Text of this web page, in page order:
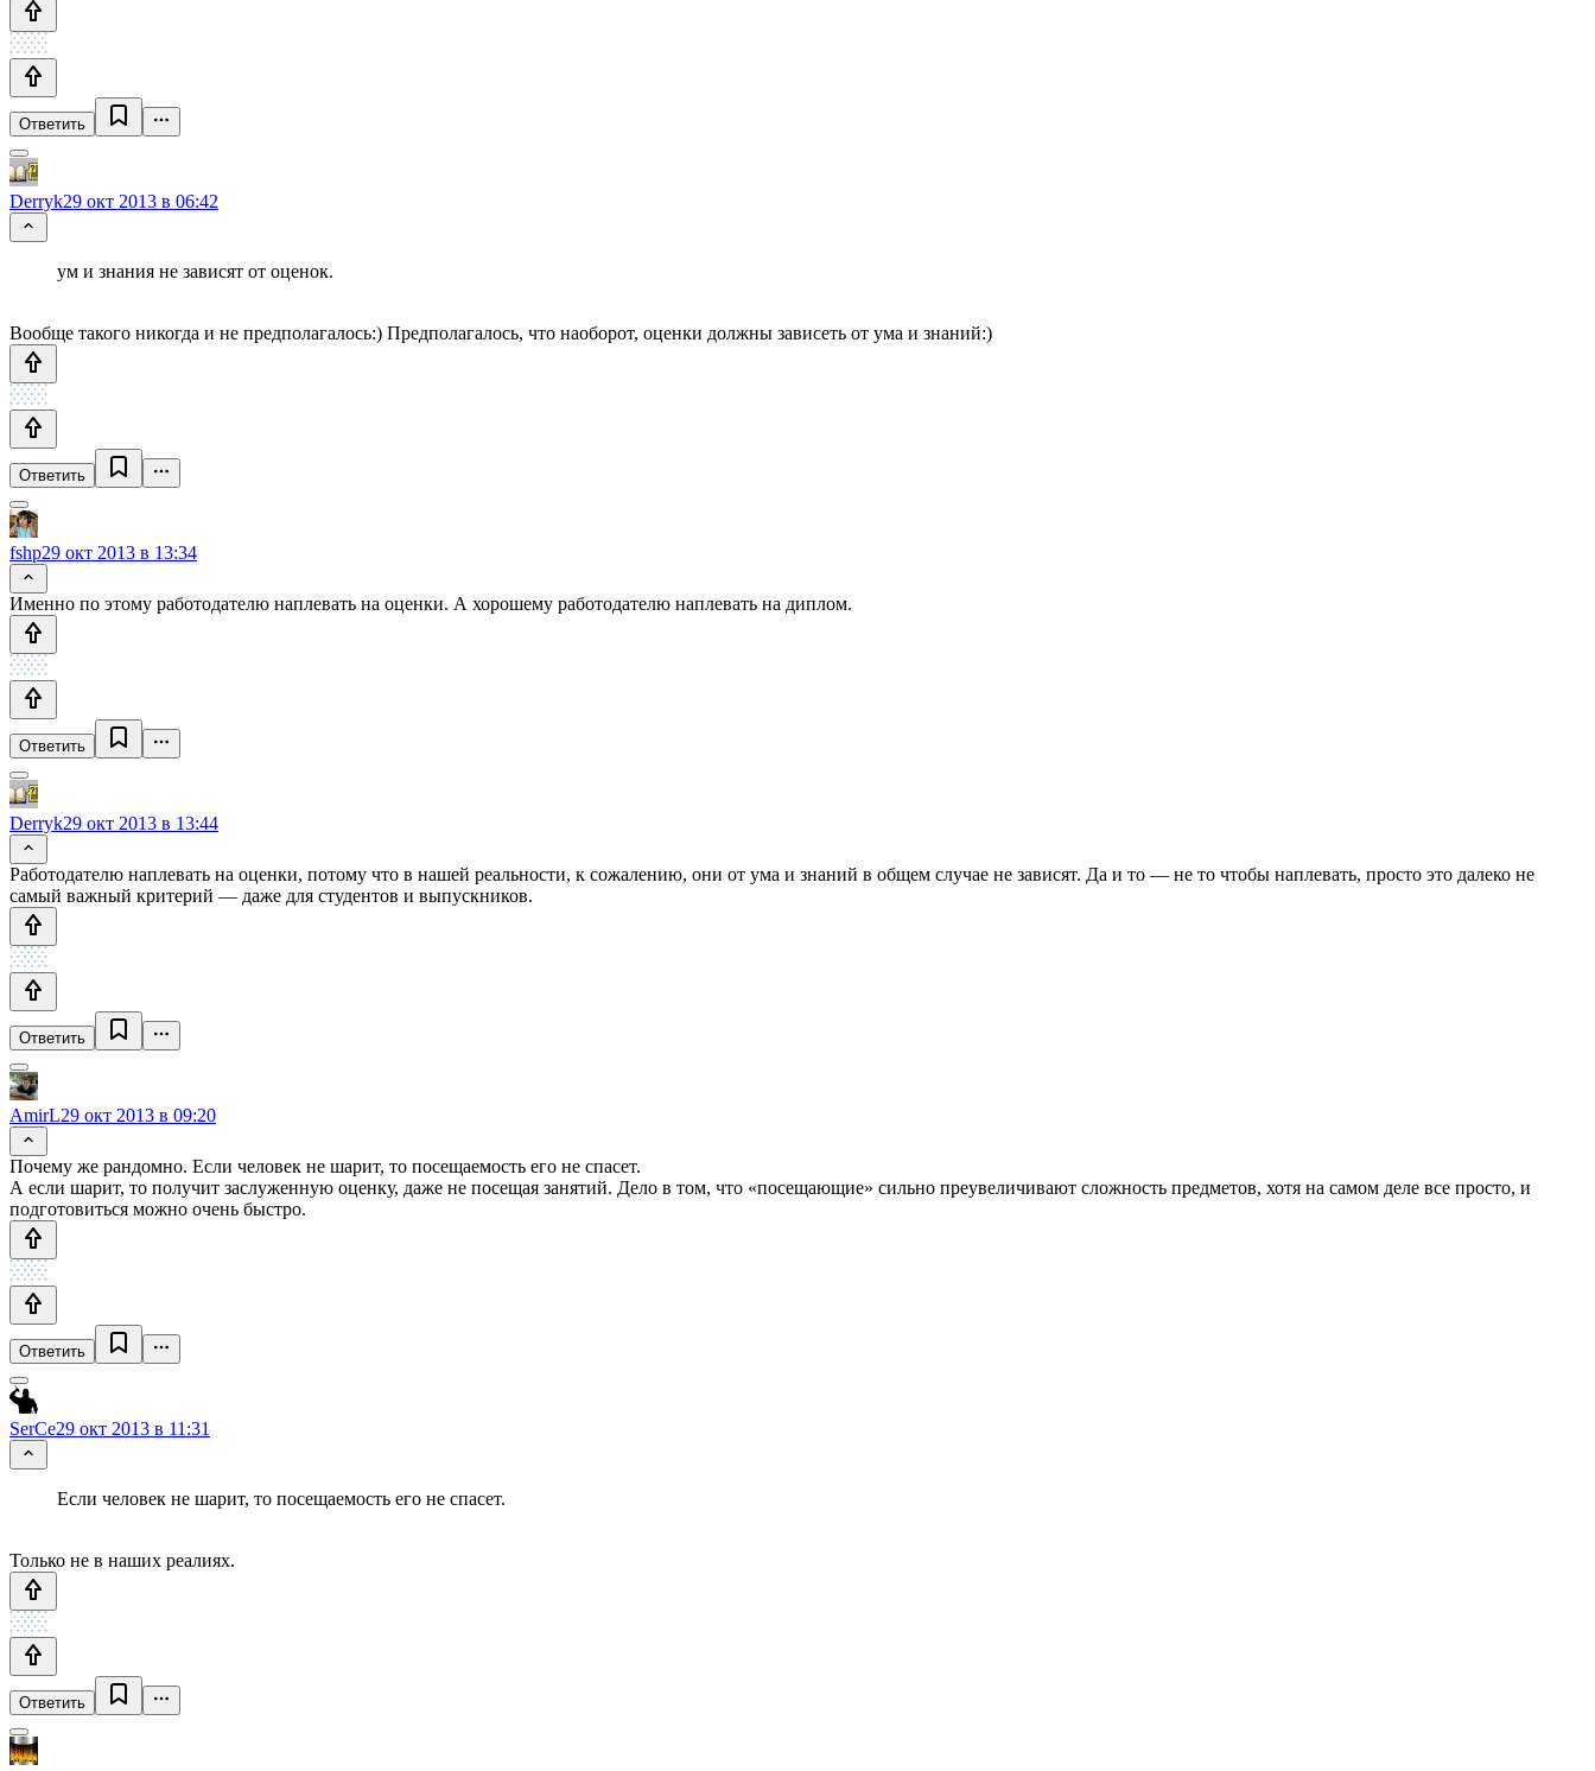
Ответить
Derryk29 окт 2013 в 06:42
ум и знания не зависят от оценок.
Вообще такого никогда и не предполагалось:) Предполагалось, что наоборот, оценки должны зависеть от ума и знаний:)
Ответить
fshp29 окт 2013 в 13:34
Именно по этому работодателю наплевать на оценки. А хорошему работодателю наплевать на диплом.
Ответить
Derryk29 окт 2013 в 13:44
Работодателю наплевать на оценки, потому что в нашей реальности, к сожалению, они от ума и знаний в общем случае не зависят. Да и то — не то чтобы наплевать, просто это далеко не
самый важный критерий — даже для студентов и выпускников.
Ответить
AmirL29 окт 2013 в 09:20
Почему же рандомно. Если человек не шарит, то посещаемость его не спасет.
А если шарит, то получит заслуженную оценку, даже не посещая занятий. Дело в том, что «посещающие» сильно преувеличивают сложность предметов, хотя на самом деле все просто, и
подготовиться можно очень быстро.
Ответить
SerCe29 окт 2013 в 11:31
Если человек не шарит, то посещаемость его не спасет.
Только не в наших реалиях.
Ответить